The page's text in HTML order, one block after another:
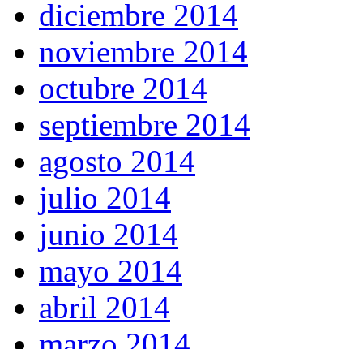
diciembre 2014
noviembre 2014
octubre 2014
septiembre 2014
agosto 2014
julio 2014
junio 2014
mayo 2014
abril 2014